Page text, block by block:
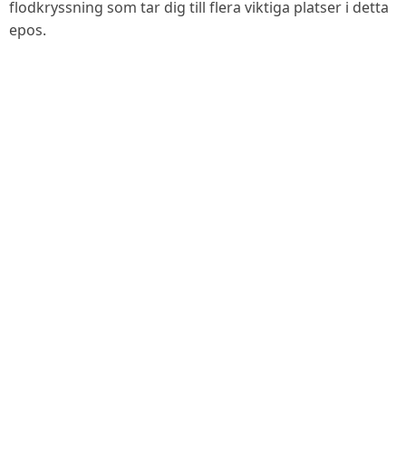
flodkryssning som tar dig till flera viktiga platser i detta
epos.